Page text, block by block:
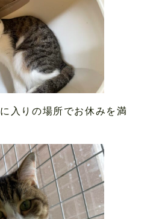
入りの場所でお休みを満